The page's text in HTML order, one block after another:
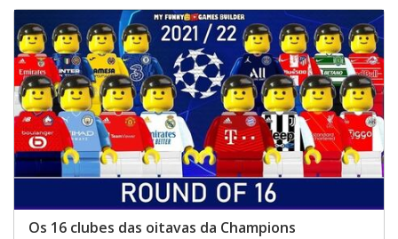
Os 16 clubes das oitavas da Champions